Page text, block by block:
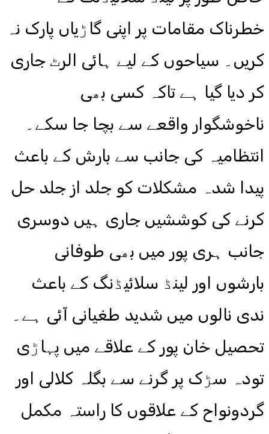
خطرناک مقامات پر اپنی گاڑیاں پارک نہ
کریں۔ سیاحوں کے لیے ہائی الرٹ جاری
کر دیا گیا ہے تاکہ کسی بھی
ناخوشگوار واقعے سے بچا جا سکے۔
انتظامیہ کی جانب سے بارش کے باعث
پیدا شدہ مشکلات کو جلد از جلد حل
کرنے کی کوششیں جاری ہیں دوسری
جانب ہری پور میں بھی طوفانی
بارشوں اور لینڈ سلائیڈنگ کے باعث
ندی نالوں میں شدید طغیانی آئی ہے۔
تحصیل خان پور کے علاقے میں پہاڑی
تودہ سڑک پر گرنے سے بگلہ کلالی اور
گردونواح کے علاقوں کا راستہ مکمل